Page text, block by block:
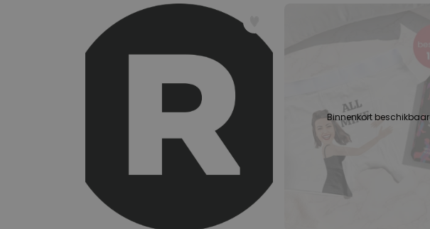
Binnenkort beschikbaar